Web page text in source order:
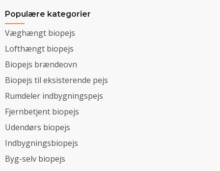
Populære kategorier
Væghængt biopejs
Lofthængt biopejs
Biopejs brændeovn
Biopejs til eksisterende pejs
Rumdeler indbygningspejs
Fjernbetjent biopejs
Udendørs biopejs
Indbygningsbiopejs
Byg-selv biopejs